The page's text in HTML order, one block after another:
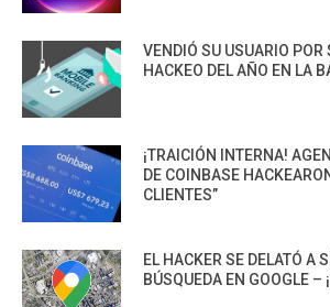
VENDIÓ SU USUARIO POR
HACKEO DEL AÑO EN LA
¡TRAICIÓN INTERNA!
DE COINBASE
CLIENTES”
EL HACKER SE DELATÓ A
BÚSQUEDA EN GOOGLE –